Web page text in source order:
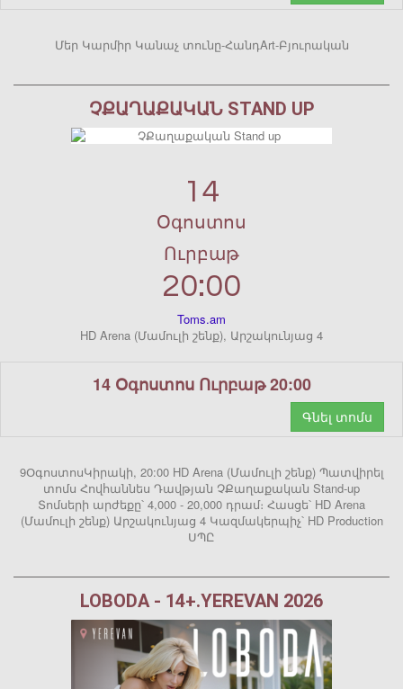
Մեր Կարմիր Կանաչ տունը-ՀանդArt-Բյուրական
ՉՔԱՂԱՔԱԿԱՆ STAND UP
14
Օգոստոս
Ուրբաթ
20:00
Toms.am
HD Arena (Մամուլի շենք), Արշակունյաց 4
14 Օգոստոս Ուրբաթ 20:00
Գնել տոմս
9ՕգոստոսԿիրակի, 20:00 HD Arena (Մամուլի շենք) Պատվիրել
տոմս Հովհաննես Դավթյան ՉՔաղաքական Stand-up
Տոմսերի արժեքը՝ 4,000 - 20,000 դրամ։ Հասցե՝ HD Arena
(Մամուլի շենք) Արշակունյաց 4 Կազմակերպիչ՝ HD Production
ՍՊԸ
LOBODA - 14+.YEREVAN 2026